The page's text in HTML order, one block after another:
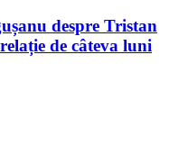
despre Tristan
de câteva luni